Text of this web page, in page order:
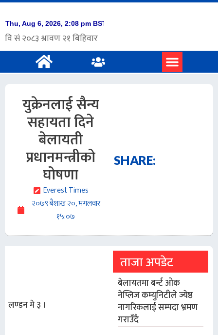
युक्रेनलाई सैन्य
सहायता दिने
बेलायती
प्रधानमन्त्रीको
घोषणा
Everest Times
२०७९ बैशाख २०, मंगलवार
१५:०७
SHARE:
लण्डन मे ३ ।
ताजा अपडेट
बेलायतमा बर्न्ट ओक
नेप्लिज कम्युनिटीले ज्येष्ठ
नागरिकलाई सम्पदा भ्रमण
गराउँदै